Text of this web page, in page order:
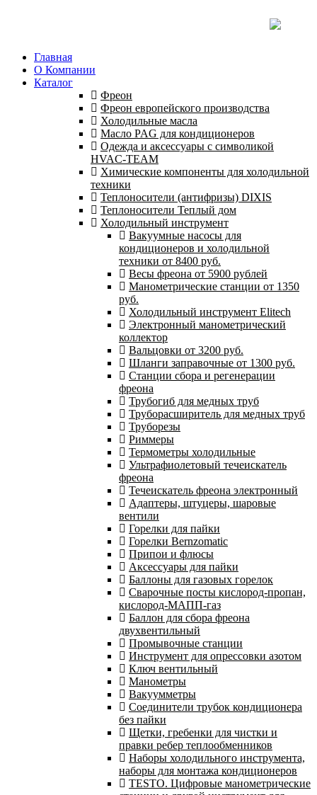
Главная
О Компании
Каталог
Фреон
Фреон европейского производства
Холодильные масла
Масло PAG для кондиционеров
Одежда и аксессуары с символикой
HVAC-TEAM
Химические компоненты для холодильной
техники
Теплоносители (антифризы) DIXIS
Теплоносители Теплый дом
Холодильный инструмент
Вакуумные насосы для
кондиционеров и холодильной
техники от 8400 руб.
Весы фреона от 5900 рублей
Манометрические станции от 1350
руб.
Холодильный инструмент Elitech
Электронный манометрический
коллектор
Вальцовки от 3200 руб.
Шланги заправочные от 1300 руб.
Станции сбора и регенерации
фреона
Трубогиб для медных труб
Труборасширитель для медных труб
Труборезы
Риммеры
Термометры холодильные
Ультрафиолетовый течеискатель
фреона
Течеискатель фреона электронный
Адаптеры, штуцеры, шаровые
вентили
Горелки для пайки
Горелки Bernzomatic
Припои и флюсы
Аксессуары для пайки
Баллоны для газовых горелок
Сварочные посты кислород-пропан,
кислород-МАПП-газ
Баллон для сбора фреона
двухвентильный
Промывочные станции
Инструмент для опрессовки азотом
Ключ вентильный
Манометры
Вакуумметры
Соединители трубок кондиционера
без пайки
Щетки, гребенки для чистки и
правки ребер теплообменников
Наборы холодильного инструмента,
наборы для монтажа кондиционеров
TESTO. Цифровые манометрические